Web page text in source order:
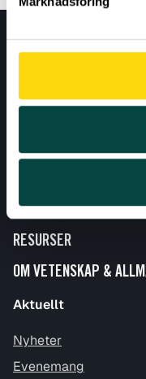
VÅRA EXPERTOMRÅDEN
RESURSER
OM VETENSKAP &
Aktuellt
Nyheter
Evenemang